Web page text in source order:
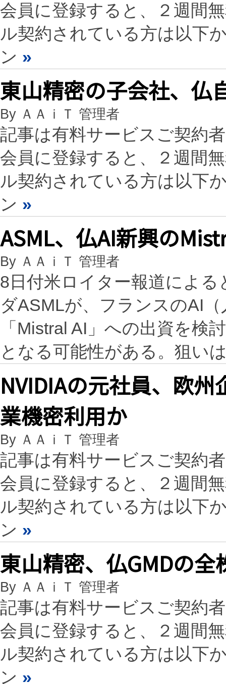
会員に登録すると、２週間
ル契約されている方は以下
ン »
東山精密の子会社、仏
By ＡＡｉＴ 管理者
記事は有料サービスご契約
会員に登録すると、２週間
ル契約されている方は以下
ン »
ASML、仏AI新興の
By ＡＡｉＴ 管理者
8日付米ロイター報道によ
ダASMLが、フランスのAI
「Mistral AI」への出資を検
となる可能性がある。狙い
NVIDIAの元社員、欧
業機密利用か
By ＡＡｉＴ 管理者
記事は有料サービスご契約
会員に登録すると、２週間
ル契約されている方は以下
ン »
東山精密、仏GMDの
By ＡＡｉＴ 管理者
記事は有料サービスご契約
会員に登録すると、２週間
ル契約されている方は以下
ン »